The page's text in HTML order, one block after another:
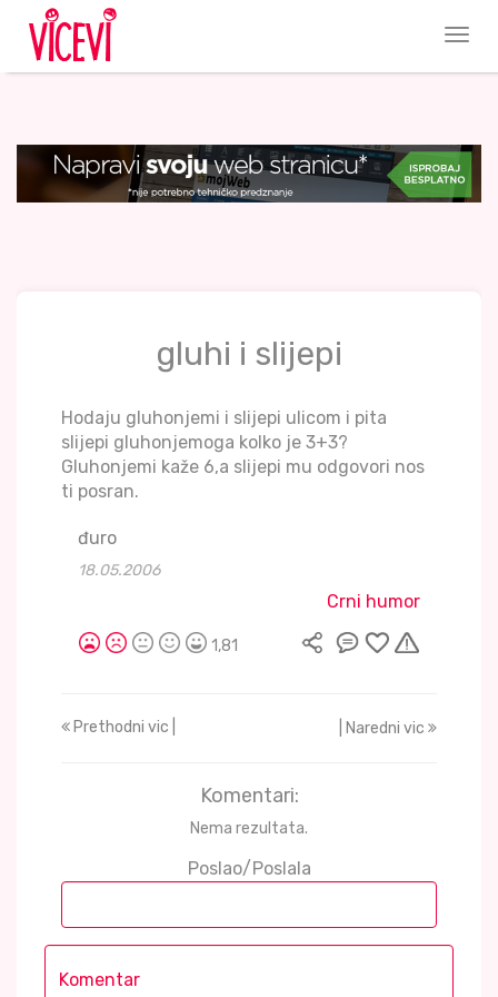
gluhi i slijepi
Hodaju gluhonjemi i slijepi ulicom i pita
slijepi gluhonjemoga kolko je 3+3?
Gluhonjemi kaže 6,a slijepi mu odgovori nos
ti posran.
đuro
18.05.2006
Crni humor
1,81
Prethodni vic | | Naredni vic
Komentari:
Nema rezultata.
Poslao/Poslala